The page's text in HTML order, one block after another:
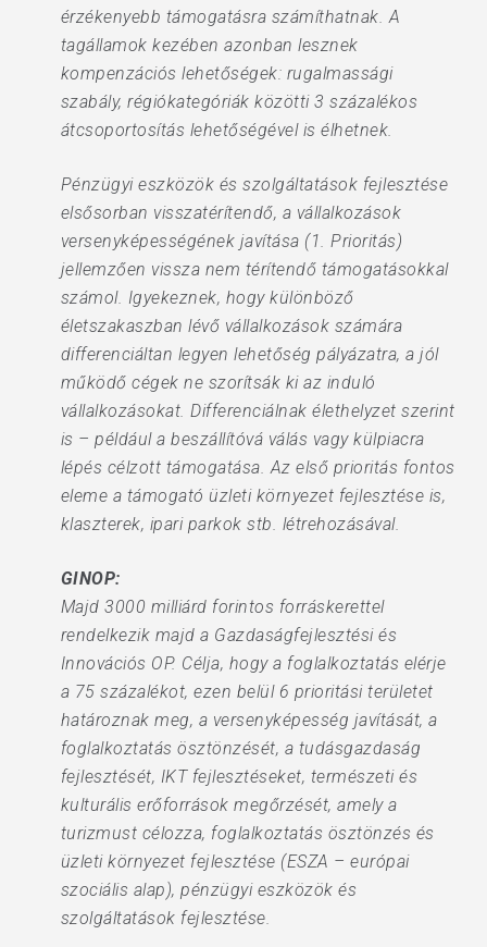
érzékenyebb támogatásra számíthatnak. A
tagállamok kezében azonban lesznek
kompenzációs lehetőségek: rugalmassági
szabály, régiókategóriák közötti 3 százalékos
átcsoportosítás lehetőségével is élhetnek.
Pénzügyi eszközök és szolgáltatások fejlesztése
elsősorban visszatérítendő, a vállalkozások
versenyképességének javítása (1. Prioritás)
jellemzően vissza nem térítendő támogatásokkal
számol. Igyekeznek, hogy különböző
életszakaszban lévő vállalkozások számára
differenciáltan legyen lehetőség pályázatra, a jól
működő cégek ne szorítsák ki az induló
vállalkozásokat. Differenciálnak élethelyzet szerint
is – például a beszállítóvá válás vagy külpiacra
lépés célzott támogatása. Az első prioritás fontos
eleme a támogató üzleti környezet fejlesztése is,
klaszterek, ipari parkok stb. létrehozásával.
GINOP:
Majd 3000 milliárd forintos forráskerettel
rendelkezik majd a Gazdaságfejlesztési és
Innovációs OP. Célja, hogy a foglalkoztatás elérje
a 75 százalékot, ezen belül 6 prioritási területet
határoznak meg, a versenyképesség javítását, a
foglalkoztatás ösztönzését, a tudásgazdaság
fejlesztését, IKT fejlesztéseket, természeti és
kulturális erőforrások megőrzését, amely a
turizmust célozza, foglalkoztatás ösztönzés és
üzleti környezet fejlesztése (ESZA – európai
szociális alap), pénzügyi eszközök és
szolgáltatások fejlesztése.